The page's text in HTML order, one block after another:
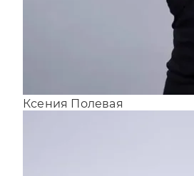
Ксения Полевая